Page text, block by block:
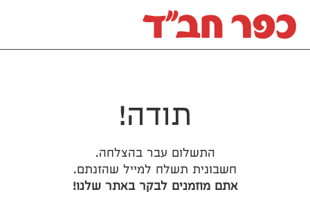
תודה!
התשלום עבר בהצלחה.
חשבונית תשלח למייל שהזנתם.
אתם מוזמנים לבקר באתר שלנו!